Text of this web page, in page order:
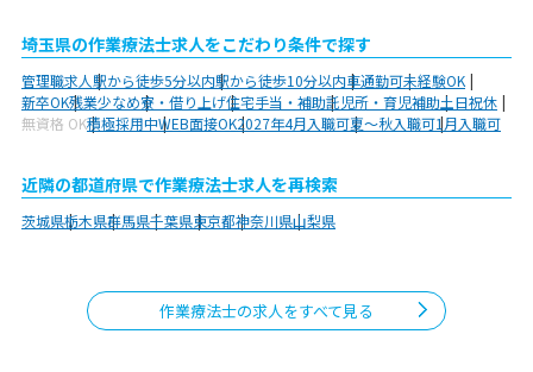
埼玉県の作業療法士求人をこだわり条件で探す
管理職求人駅から徒歩5分以内駅から徒歩10分以内車通勤可未経験OK
新卒OK残業少なめ寮・借り上げ住宅手当・補助託児所・育児補助土日祝休
無資格 OK積極採用中WEB面接OK2027年4月入職可夏～秋入職可1月入職可
近隣の都道府県で作業療法士求人を再検索
茨城県栃木県群馬県千葉県東京都神奈川県山梨県
作業療法士の求人をすべて見る